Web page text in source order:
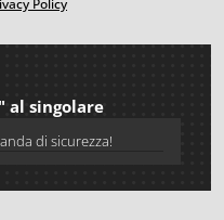
Policy
al singolare